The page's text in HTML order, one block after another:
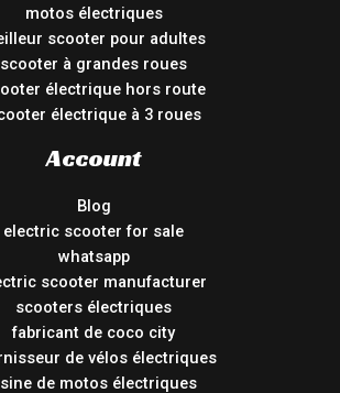
motos électriques
scooter pour adultes
scooter à grandes roues
électrique hors route
électrique à 3 roues
Account
Blog
electric scooter for sale
whatsapp
scooter manufacturer
scooters électriques
fabricant de coco city
de vélos électriques
de motos électriques